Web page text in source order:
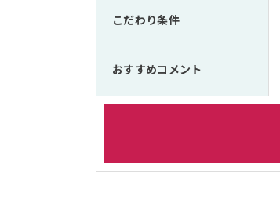
こだわり条件
おすすめコメント